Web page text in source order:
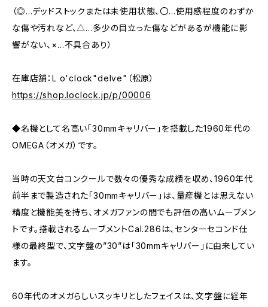
（◎…デッドストックまたは未使用状態、〇…使用感程度のわずか
な傷や汚れなど、△…多少の目立った傷などがあるが機能に影
響がない、×…不具合あり）
在庫店舗：L o'clock"delve"（松原）
https://shop.loclock.jp/p/00006
◆名機として名高い「30mmキャリバー」を搭載した1960年代の
OMEGA（オメガ）です。
当時の天文台コンクールで数々の優秀な成績を収め、1960年代
前半まで製造された「30mmキャリバー」は、量産機とは思えない
精度と機能美を持ち、オメガファンの間でも評価の高いムーブメン
トです。搭載されるムーブメントCal.286は、センターセコンド仕
様の最終型で、文字盤の”30”は「30mmキャリバー」に由来してい
ます。
60年代のオメガらしいスッキリとしたフェイスは、文字盤に経年